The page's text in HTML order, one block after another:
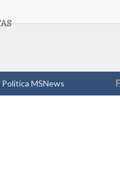
Política MSNews